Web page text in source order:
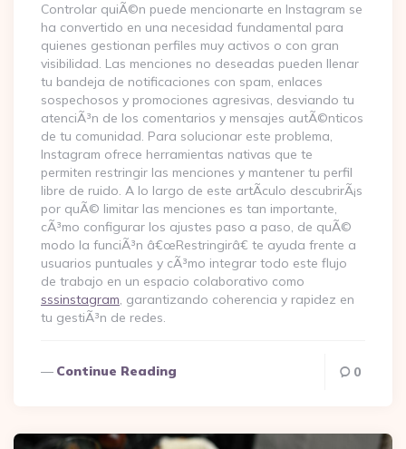
Controlar quiÃ©n puede mencionarte en Instagram se
ha convertido en una necesidad fundamental para
quienes gestionan perfiles muy activos o con gran
visibilidad. Las menciones no deseadas pueden llenar
tu bandeja de notificaciones con spam, enlaces
sospechosos y promociones agresivas, desviando tu
atenciÃ³n de los comentarios y mensajes autÃ©nticos
de tu comunidad. Para solucionar este problema,
Instagram ofrece herramientas nativas que te
permiten restringir las menciones y mantener tu perfil
libre de ruido. A lo largo de este artÃ­culo descubrirÃ¡s
por quÃ© limitar las menciones es tan importante,
cÃ³mo configurar los ajustes paso a paso, de quÃ©
modo la funciÃ³n â€œRestringirâ€ te ayuda frente a
usuarios puntuales y cÃ³mo integrar todo este flujo
de trabajo en un espacio colaborativo como
sssinstagram, garantizando coherencia y rapidez en
tu gestiÃ³n de redes.
Continue Reading 0